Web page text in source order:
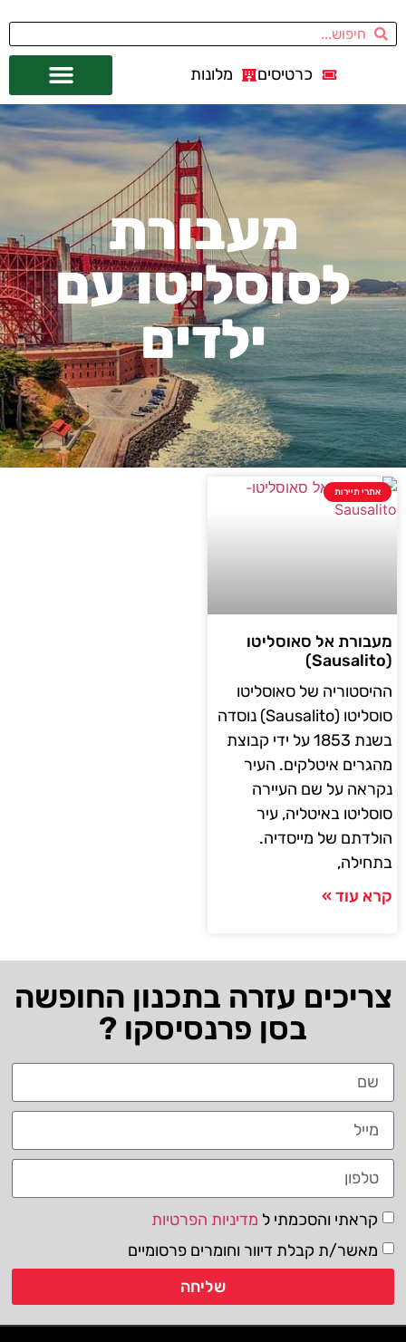
כרטיסים מלונות
מעבורת
לסוסליטו עם
ילדים
אתרי תיירות
מעבורת אל סאוסליטו
(Sausalito)
ההיסטוריה של סאוסליטו
סוסליטו (Sausalito) נוסדה
בשנת 1853 על ידי קבוצת
מהגרים איטלקים. העיר
נקראה על שם העיירה
סוסליטו באיטליה, עיר
הולדתם של מייסדיה.
בתחילה,
קרא עוד »
צריכים עזרה בתכנון החופשה
בסן פרנסיסקו ?
קראתי והסכמתי ל מדיניות הפרטיות
מאשר/ת קבלת דיוור וחומרים פרסומיים
שליחה